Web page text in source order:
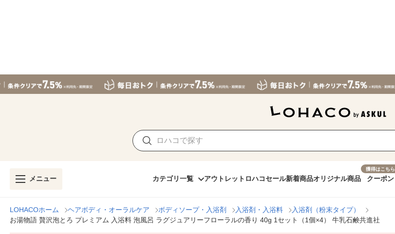
メニュー カテゴリ一覧 アウトレット ロハコセール新着商品オリジナル商品
獲得はこちら
クーポン
LOHACOホーム ヘアボディ・オーラルケア ボディソープ・入浴剤 入浴剤・入浴料
入浴剤（粉末タイプ）
お湯物語 贅沢泡とろ プレミアム 入浴料 泡風呂 ラグジュアリーフローラルの香り 40g 1セット（1個×4） 牛乳石鹸共進社